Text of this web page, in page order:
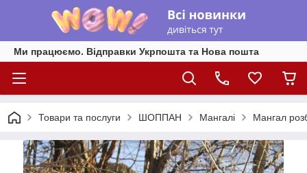
Ми працюємо. Відправки Укрпошта та Нова пошта
Товари та послуги ШОППАН Мангалі Мангал